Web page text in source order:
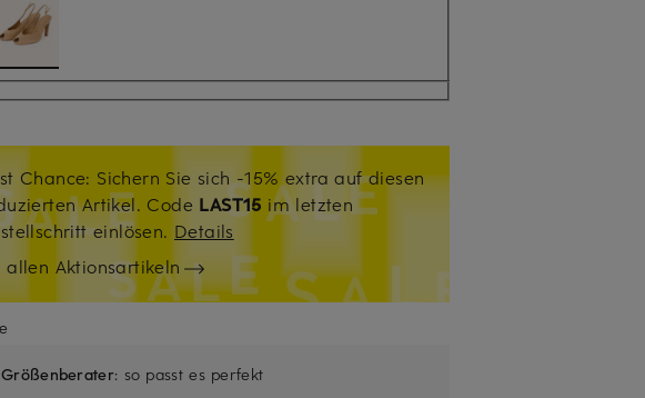
Chance: Sichern Sie sich -15% extra auf diesen
Artikel. Code LAST15 im letzten
einlösen. Details
allen Aktionsartikeln
Größenberater: so passt es perfekt